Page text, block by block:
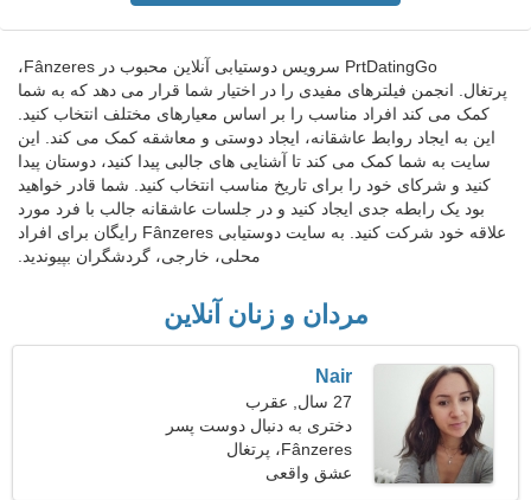
PrtDatingGo سرویس دوستیابی آنلاین محبوب در Fânzeres،
پرتغال. انجمن فیلترهای مفیدی را در اختیار شما قرار می دهد که به شما
کمک می کند افراد مناسب را بر اساس معیارهای مختلف انتخاب کنید.
این به ایجاد روابط عاشقانه، ایجاد دوستی و معاشقه کمک می کند. این
سایت به شما کمک می کند تا آشنایی های جالبی پیدا کنید، دوستان پیدا
کنید و شرکای خود را برای تاریخ مناسب انتخاب کنید. شما قادر خواهید
بود یک رابطه جدی ایجاد کنید و در جلسات عاشقانه جالب با فرد مورد
علاقه خود شرکت کنید. به سایت دوستیابی Fânzeres رایگان برای افراد
محلی، خارجی، گردشگران بپیوندید.
مردان و زنان آنلاین
Nair
27 سال, عقرب
دختری به دنبال دوست پسر
Fânzeres، پرتغال
عشق واقعی